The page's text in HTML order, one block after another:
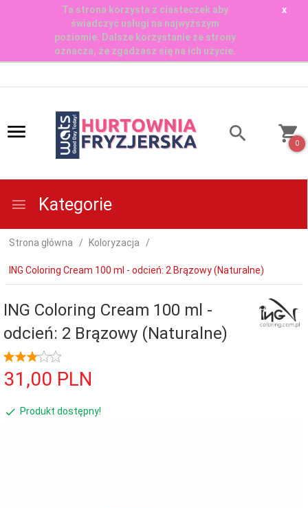
Ta strona korzysta z ciasteczek aby
świadczyć usługi na najwyższym
poziomie. Dalsze korzystanie ze strony
oznacza, że zgadzasz się na ich użycie.
x
0
Kategorie
Strona główna Koloryzacja
ING Coloring Cream 100 ml - odcień: 2 Brązowy (Naturalne)
ING Coloring Cream 100 ml -
odcień: 2 Brązowy (Naturalne)
31,00 PLN
Produkt dostępny!